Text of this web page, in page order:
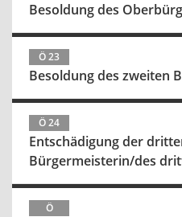
Besoldung des
Ö 23
Besoldung des zweiten
Ö 24
Entschädigung der
Bürgermeisterin/des
Ö